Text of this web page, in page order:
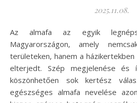
2025.11.08.
Az almafa az egyik legnépszerűbb gyümölcsfa
Magyarországon, amely
területeken, hanem a
elterjedt. Szép megjelenése és
köszönhetően sok kertész
egészséges almafa nevelése